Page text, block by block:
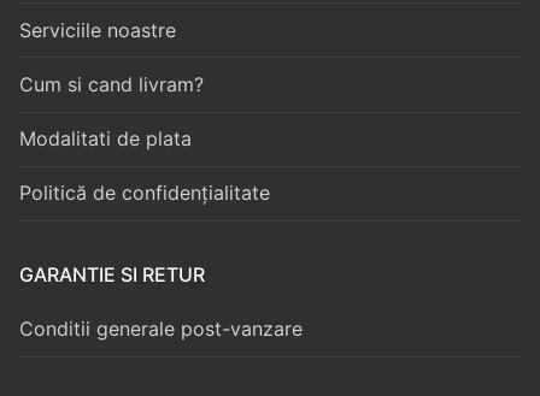
Serviciile noastre
Cum si cand livram?
Modalitati de plata
Politică de confidențialitate
GARANTIE SI RETUR
Conditii generale post-vanzare